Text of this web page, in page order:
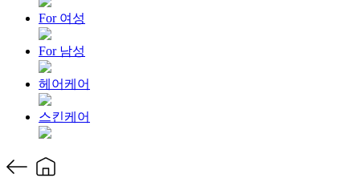
For 여성
For 남성
헤어케어
스킨케어